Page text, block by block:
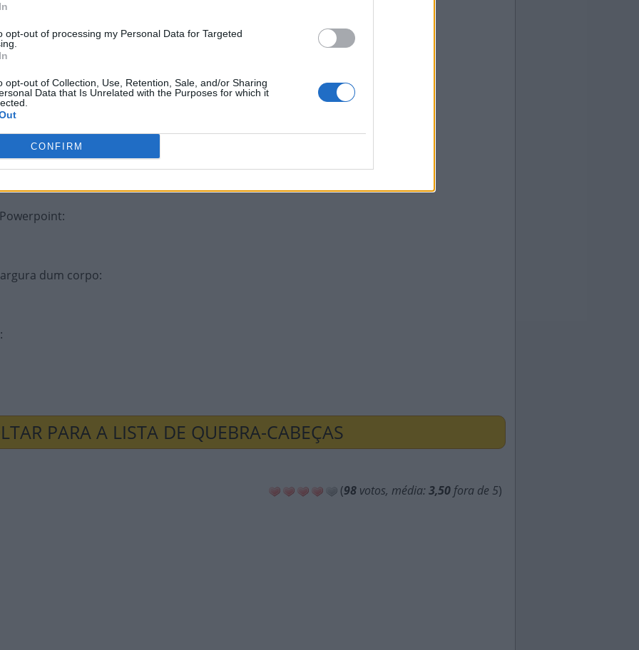
opt-out of processing my Personal Data for Targeted
opt-out of Collection, Use, Retention, Sale, and/or Sharing
Data that Is Unrelated with the Purposes for which it
CONFIRM
:
comprido:
capim:
:
dum corpo:
:
PARA A LISTA DE QUEBRA-CABEÇAS
(98 votos, média: 3,50 fora de 5)